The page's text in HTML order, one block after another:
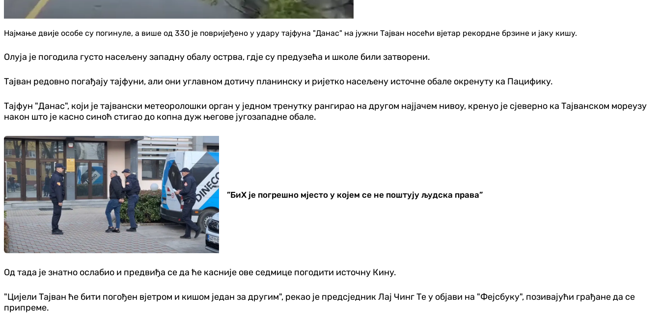
Најмање двије особе су погинуле, а више од 330 је повријеђено у удару тајфуна "Данас" на јужни Тајван носећи вјетар рекордне брзине и јаку кишу.
Олуја је погодила густо насељену западну обалу острва, гдје су предузећа и школе били затворени.
Тајван редовно погађају тајфуни, али они углавном дотичу планинску и ријетко насељену источне обале окренуту ка Пацифику.
Тајфун "Данас", који је тајвански метеоролошки орган у једном тренутку рангирао на другом најјачем нивоу, кренуо је сјеверно ка Тајванском мореузу
након што је касно синоћ стигао до копна дуж његове југозападне обале.
”БиХ је погрешно мјесто у којем се не поштују људска права”
Од тада је знатно ослабио и предвиђа се да ће касније ове седмице погодити источну Кину.
"Цијели Тајван ће бити погођен вјетром и кишом један за другим", рекао је предсједник Лај Чинг Те у објави на "Фејсбуку", позивајући грађане да се
припреме.